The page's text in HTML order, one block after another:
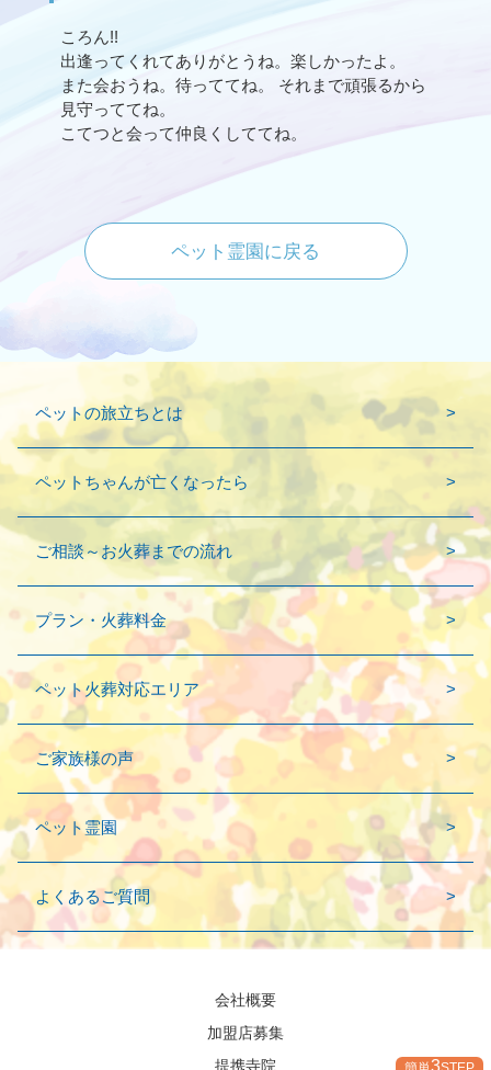
ころん!!
出逢ってくれてありがとうね。楽しかったよ。
また会おうね。待っててね。 それまで頑張るから
見守っててね。
こてつと会って仲良くしててね。
ペット霊園に戻る
3
ペットの旅立ちとは
ペットちゃんが亡くなったら
ご相談～お火葬までの流れ
プラン・火葬料金
ペット火葬対応エリア
ご家族様の声
ペット霊園
よくあるご質問
会社概要
加盟店募集
提携寺院